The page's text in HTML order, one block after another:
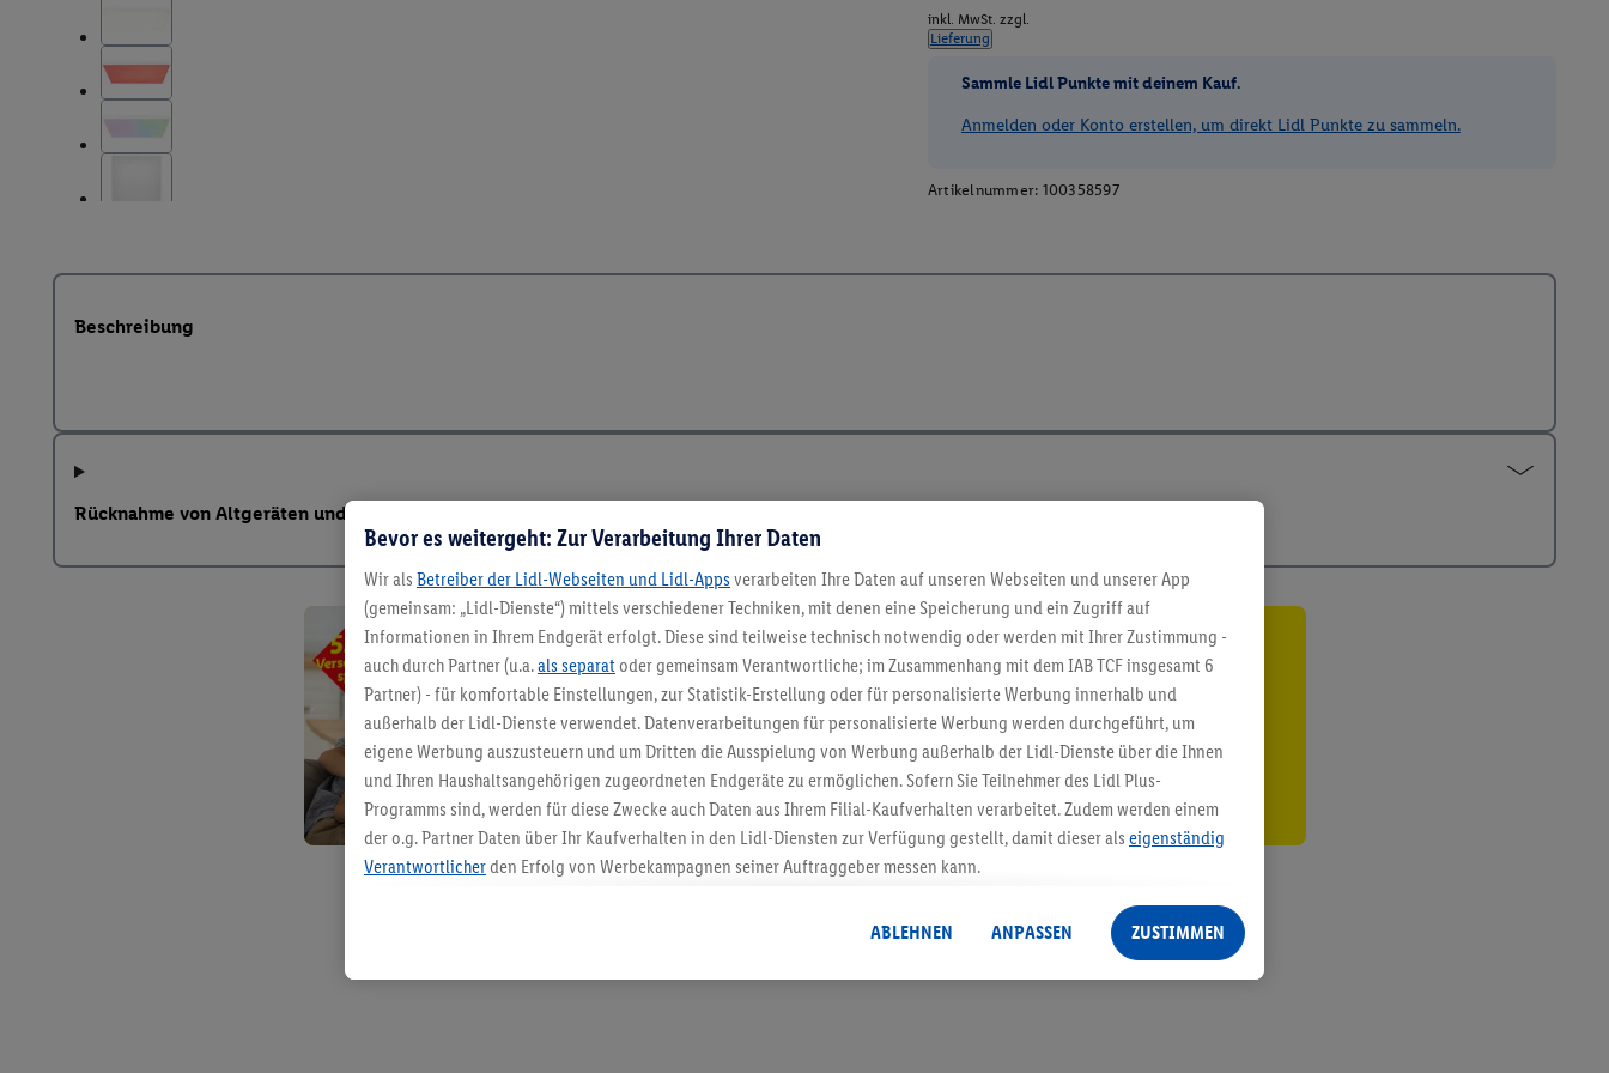
inkl. MwSt. zzgl.
Lieferung
Sammle Lidl Punkte mit deinem Kauf.
Anmelden oder Konto erstellen, um direkt Lidl Punkte zu sammeln.
Artikelnummer: 100358597
Beschreibung
Rücknahme von Altgeräten und weitere Hinweise nach ElektroG und BattVO-BattDG
5.95 € Versand sparen³²ᵃ
Jetzt zum Newsletter anmelden
Gutschein sichern!
Bevor es weitergeht: Zur Verarbeitung Ihrer Daten
Wir als Betreiber der Lidl-Webseiten und Lidl-Apps verarbeiten Ihre Daten auf unseren Webseiten und unserer App
(gemeinsam: „Lidl-Dienste“) mittels verschiedener Techniken, mit denen eine Speicherung und ein Zugriff auf
Informationen in Ihrem Endgerät erfolgt. Diese sind teilweise technisch notwendig oder werden mit Ihrer Zustimmung -
auch durch Partner (u.a.als separat oder gemeinsam Verantwortliche; im Zusammenhang mit dem IAB TCF insgesamt 6
Partner) - für komfortable Einstellungen, zur Statistik-Erstellung oder für personalisierte Werbung innerhalb und
außerhalb der Lidl-Dienste verwendet. Datenverarbeitungen für personalisierte Werbung werden durchgeführt, um
eigene Werbung auszusteuern und um Dritten die Ausspielung von Werbung außerhalb der Lidl-Dienste über die Ihnen
und Ihren Haushaltsangehörigen zugeordneten Endgeräte zu ermöglichen. Sofern Sie Teilnehmer des Lidl Plus-
Programms sind, werden für diese Zwecke auch Daten aus Ihrem Filial-Kaufverhalten verarbeitet. Zudem werden einem
der o.g. Partner Daten über Ihr Kaufverhalten in den Lidl-Diensten zur Verfügung gestellt, damit dieser als eigenständig
Verantwortlicherden Erfolg von Werbekampagnen seiner Auftraggeber messen kann.
angereicherten Profilen. Dies umfasst die Zusammenführung von Daten (z.B. über Ihre Nutzung der Lidl-Dienste, Ihr
Kaufverhalten in den Lidl-Diensten, Informationen aus Ihrem Kundenkonto - z.B. Alter oder Geschlecht - sowie Ihre
genauen Standortdaten) auch über verschiedene Endgeräte und Lidl-Dienste hinweg einschließlich dem Speichern von
ABLEHNEN ANPASSEN ZUSTIMMEN